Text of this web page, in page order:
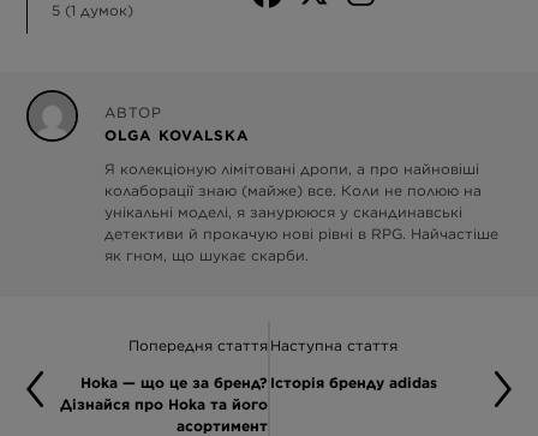
5 (1 думок)
АВТОР
OLGA KOVALSKA
Я колекціоную лімітовані дропи, а про найновіші
колаборації знаю (майже) все. Коли не полюю на
унікальні моделі, я занурююся у скандинавські
детективи й прокачую нові рівні в RPG. Найчастіше
як гном, що шукає скарби.
Попередня стаття
Hoka — що це за бренд?
Дізнайся про Hoka та його
асортимент
Наступна стаття
Історія бренду adidas